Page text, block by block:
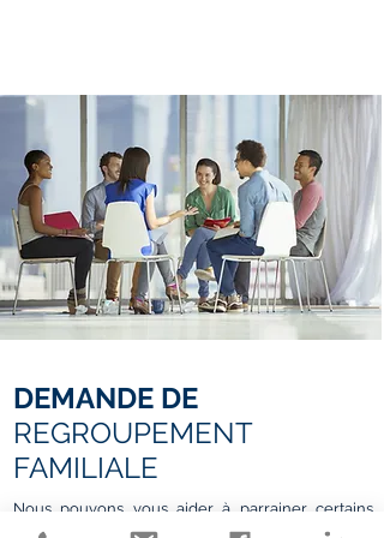
DEMANDE DE
REGROUPEMENT
FAMILIALE
Nous pouvons vous aider à parrainer certains
membres de votre famille afin qu’ils deviennent